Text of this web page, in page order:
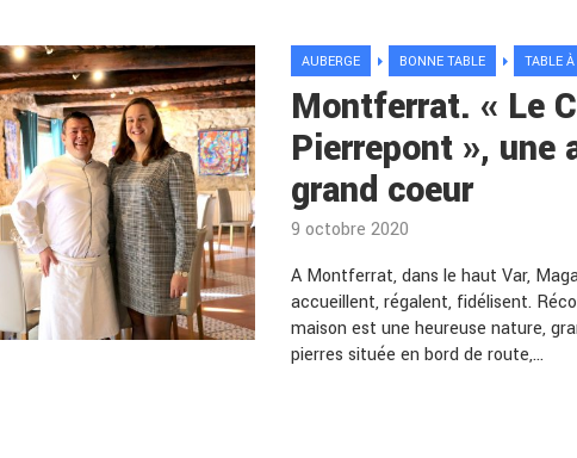
AUBERGE BONNE TABLE TABLE
Montferrat. « Le
Pierrepont », une
grand coeur
9 octobre 2020
A Montferrat, dans le haut Var,
accueillent, régalent, fidélisent.
maison est une heureuse nature,
pierres située en bord de route,…